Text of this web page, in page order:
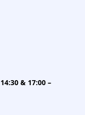
& 17:00 –